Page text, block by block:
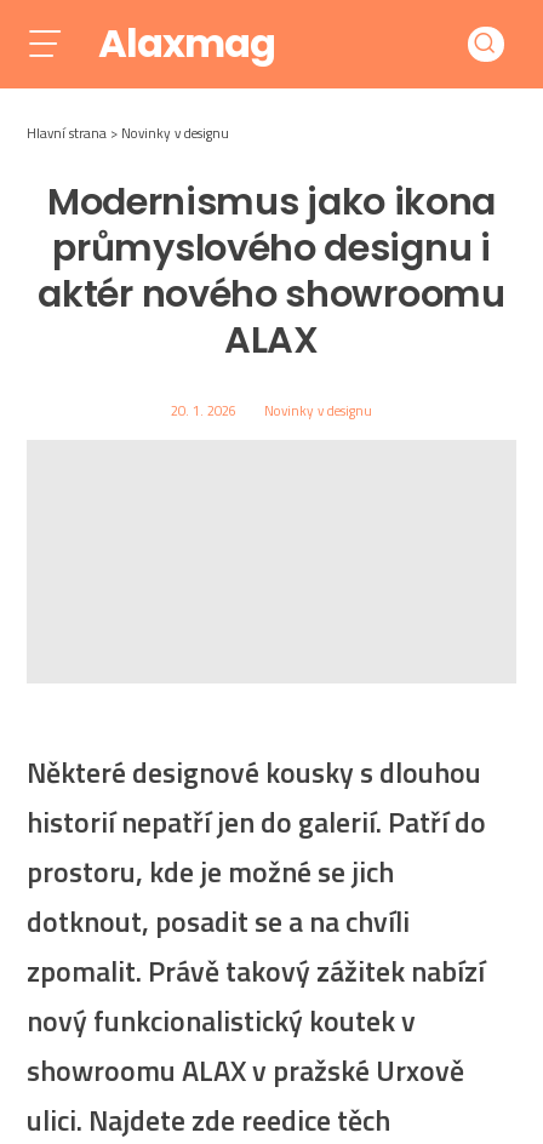
Alaxmag
Hlavní strana Novinky v designu
Modernismus jako ikona
průmyslového designu i
aktér nového showroomu
ALAX
20. 1. 2026 Novinky v designu
Některé designové kousky s dlouhou
historií nepatří jen do galerií. Patří do
prostoru, kde je možné se jich
dotknout, posadit se a na chvíli
zpomalit. Právě takový zážitek nabízí
nový funkcionalistický koutek v
showroomu ALAX v pražské Urxově
ulici. Najdete zde reedice těch